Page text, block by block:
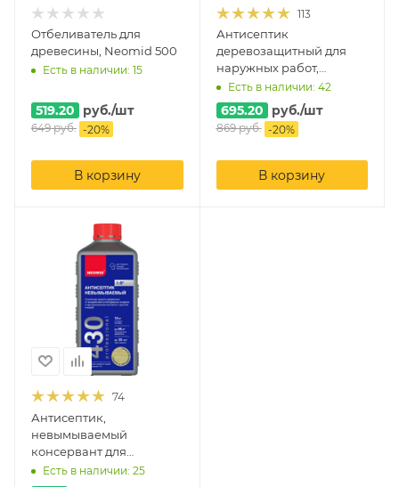
Отбеливатель для
древесины, Neomid 500
Есть в наличии: 15
519.20 руб./шт
649руб. -20%
В корзину
113
Антисептик
деревозащитный для
наружных работ,
Neomid 440
Есть в наличии: 42
695.20 руб./шт
869руб. -20%
В корзину
74
Антисептик,
невымываемый
консервант для
древесины, Neomid 430
Есть в наличии: 25